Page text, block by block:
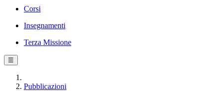
Corsi
Insegnamenti
Terza Missione
☰
Pubblicazioni